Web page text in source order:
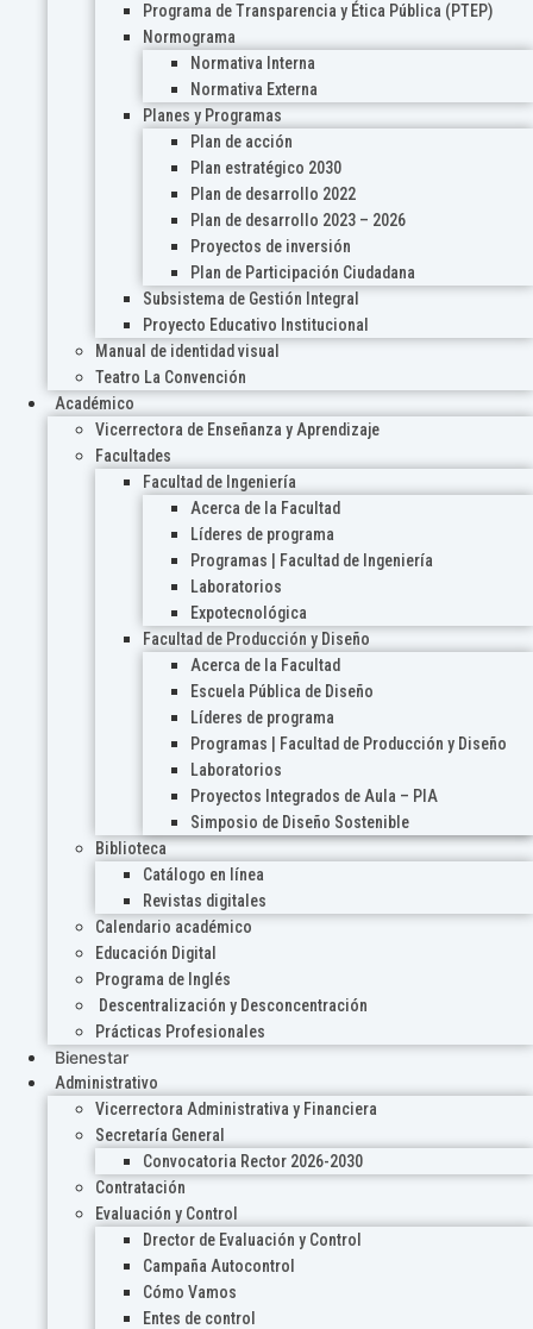
Programa de Transparencia y Ética Pública (PTEP)
Normograma
Normativa Interna
Normativa Externa
Planes y Programas
Plan de acción
Plan estratégico 2030
Plan de desarrollo 2022
Plan de desarrollo 2023 – 2026
Proyectos de inversión
Plan de Participación Ciudadana
Subsistema de Gestión Integral
Proyecto Educativo Institucional
Manual de identidad visual
Teatro La Convención
Académico
Vicerrectora de Enseñanza y Aprendizaje
Facultades
Facultad de Ingeniería
Acerca de la Facultad
Líderes de programa
Programas | Facultad de Ingeniería
Laboratorios
Expotecnológica
Facultad de Producción y Diseño
Acerca de la Facultad
Escuela Pública de Diseño
Líderes de programa
Programas | Facultad de Producción y Diseño
Laboratorios
Proyectos Integrados de Aula – PIA
Simposio de Diseño Sostenible
Biblioteca
Catálogo en línea
Revistas digitales
Calendario académico
Educación Digital
Programa de Inglés
Descentralización y Desconcentración
Prácticas Profesionales
Bienestar
Administrativo
Vicerrectora Administrativa y Financiera
Secretaría General
Convocatoria Rector 2026-2030
Contratación
Evaluación y Control
Drector de Evaluación y Control
Campaña Autocontrol
Cómo Vamos
Entes de control